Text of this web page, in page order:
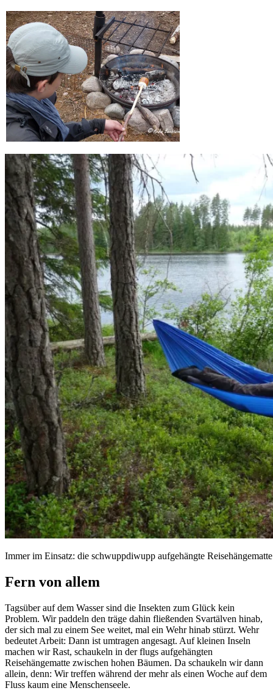
Immer im Einsatz: die schwuppdiwupp aufgehängte
Fern von allem
Tagsüber auf dem Wasser sind die Insekten zum Glück kein
Problem. Wir paddeln den träge dahin fließenden Svartälven hinab,
der sich mal zu einem See weitet, mal ein Wehr hinab stürzt. Wehr
bedeutet Arbeit: Dann ist umtragen angesagt. Auf kleinen Inseln
machen wir Rast, schaukeln in der flugs aufgehängten
Reisehängematte zwischen hohen Bäumen. Da schaukeln wir dann
allein, denn: Wir treffen während der mehr als einen Woche auf dem
Fluss kaum eine Menschenseele.